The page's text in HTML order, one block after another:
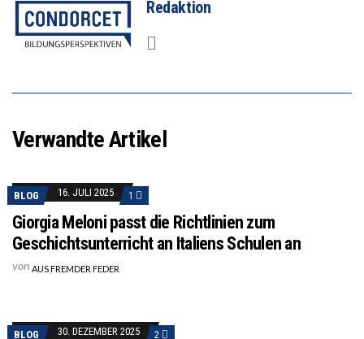
Redaktion
Verwandte Artikel
BLOG 16. JULI 2025 1
Giorgia Meloni passt die Richtlinien zum
Geschichtsunterricht an Italiens Schulen an
von AUS FREMDER FEDER
BLOG 30. DEZEMBER 2025 2